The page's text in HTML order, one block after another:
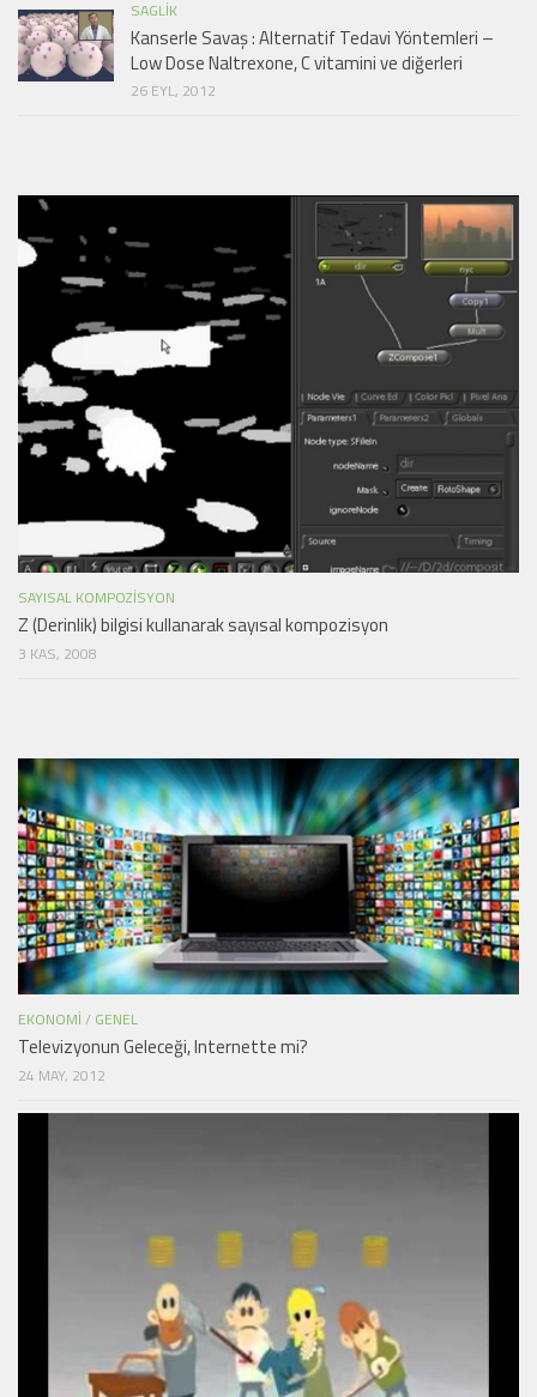
SAGLIK
Kanserle Savaş : Alternatif Tedavi Yöntemleri –
Low Dose Naltrexone, C vitamini ve diğerleri
26 EYL, 2012
SAYISAL KOMPOZISYON
Z (Derinlik) bilgisi kullanarak sayısal kompozisyon
3 KAS, 2008
EKONOMI / GENEL
Televizyonun Geleceği, Internette mi?
24 MAY, 2012